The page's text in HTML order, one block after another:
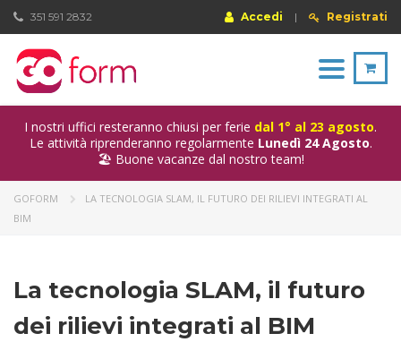
Accedi | Registrati
351 591 2832
Toggle
navigation
I nostri uffici resteranno chiusi per ferie dal 1° al 23 agosto.
Le attività riprenderanno regolarmente Lunedì 24 Agosto.
🏖️ Buone vacanze dal nostro team!
GOFORM
LA TECNOLOGIA SLAM, IL FUTURO DEI RILIEVI INTEGRATI AL
BIM
La tecnologia SLAM, il futuro
dei rilievi integrati al BIM